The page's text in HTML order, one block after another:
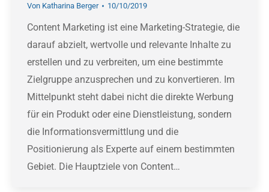
Von Katharina Berger 10/10/2019
Content Marketing ist eine Marketing-Strategie, die
darauf abzielt, wertvolle und relevante Inhalte zu
erstellen und zu verbreiten, um eine bestimmte
Zielgruppe anzusprechen und zu konvertieren. Im
Mittelpunkt steht dabei nicht die direkte Werbung
für ein Produkt oder eine Dienstleistung, sondern
die Informationsvermittlung und die
Positionierung als Experte auf einem bestimmten
Gebiet. Die Hauptziele von Content…